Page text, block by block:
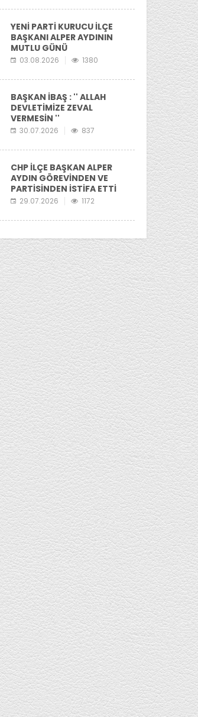
YENİ PARTİ KURUCU İLÇE
BAŞKANI ALPER AYDININ
MUTLU GÜNÜ
03.08.2026 1380
BAŞKAN İBAŞ : '' ALLAH
DEVLETİMİZE ZEVAL
VERMESİN ''
30.07.2026 837
CHP İLÇE BAŞKAN ALPER
AYDIN GÖREVİNDEN VE
PARTİSİNDEN İSTİFA ETTİ
29.07.2026 1172